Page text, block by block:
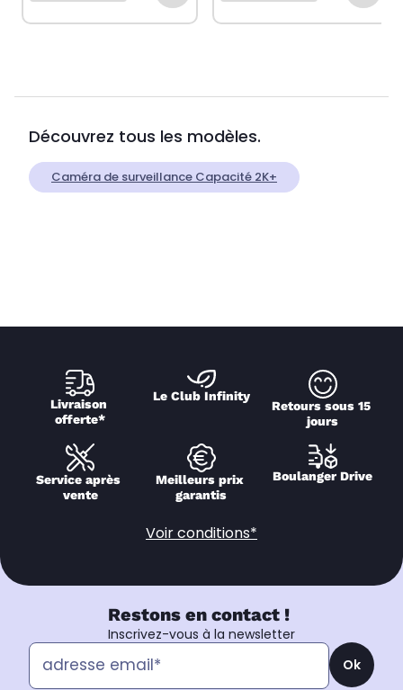
Découvrez tous les modèles.
Caméra de surveillance Capacité 2K+
Livraison
offerte*
Le Club Infinity
Retours sous 15
jours
Service après
vente
Meilleurs prix
garantis
Boulanger Drive
Voir conditions*
Restons en contact !
Inscrivez-vous à la newsletter
Ok